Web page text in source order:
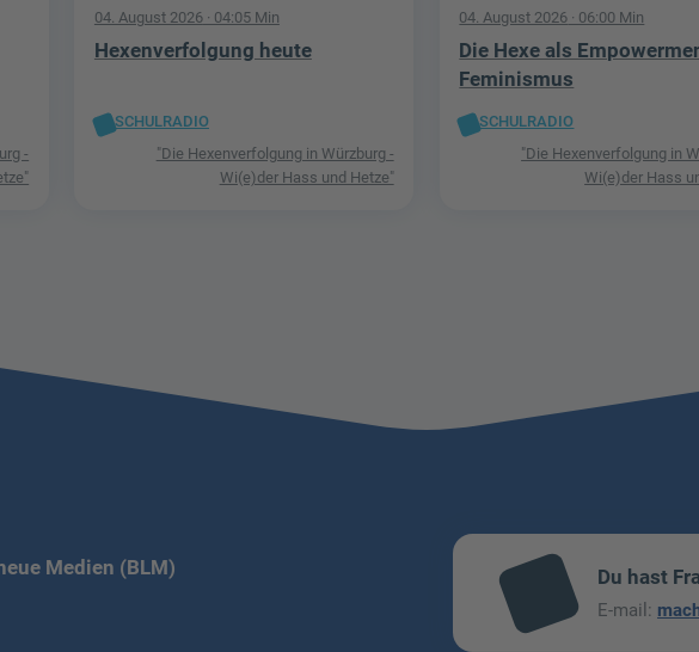
-
04. August 2026· 04:05 Min
Hexenverfolgung heute
SCHULRADIO
"Die Hexenverfolgung in Würzburg -
Wi(e)der Hass und Hetze"
04. August 2026 · 06:00 Min
Die Hexe als
Feminismus
SCHULRADIO
"Die Hexenverfolgung in
Wi(e)der Hass
Medien (BLM)
mai
l
Du hast
E-mail: